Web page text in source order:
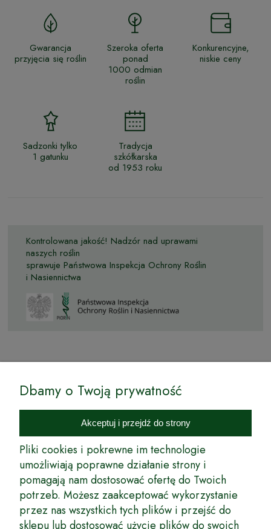
Gwarancja
przyjęcia się roślin
Szeroka oferta
ponad
1000 odmian
roślin
Konkurencyjne,
niskie ceny
Sadzonki tylko
1 gatunku
Tradycja
szkółkarska
od 1953 roku
Kontrolowana jakość! Nadzór nad uprawami
naszych roślin
sprawuje Państwowa Inspekcja Ochrony Roślin
i Nasiennictwa
Internetowy Sklep Ogrodniczy Podkarpackie Sady to inicjatywa
podkarpackich szkółkarzy, której zamierzeniem jest wprowadzenie na
rynek wysokiej jakości drzewek owocowych, drzewek ozdobnych oraz
innych produktów pozwalających na uprawianie zarówno małych, jak
i dużych sadów oraz ogrodów.
Wspólnie stworzyliśmy dla Państwa kompleksową ofertę - wspaniałe
produkty, dary ziemi ze szkółek drzewek ozdobnych i owocowych,
których tradycje sięgają roku 1953. Drzewka produkowane są
z najwyższą starannością przez trzecie pokolenie plantatorów.
Dbamy o Twoją prywatność
Akceptuj i przejdź do strony
Pliki cookies i pokrewne im technologie
umożliwiają poprawne działanie strony i
pomagają nam dostosować ofertę do Twoich
potrzeb. Możesz zaakceptować wykorzystanie
przez nas wszystkich tych plików i przejść do
sklepu lub dostosować użycie plików do swoich